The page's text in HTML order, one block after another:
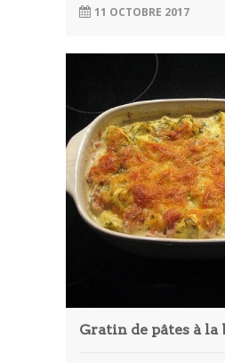
11 OCTOBRE 2017
Gratin de pâtes à la